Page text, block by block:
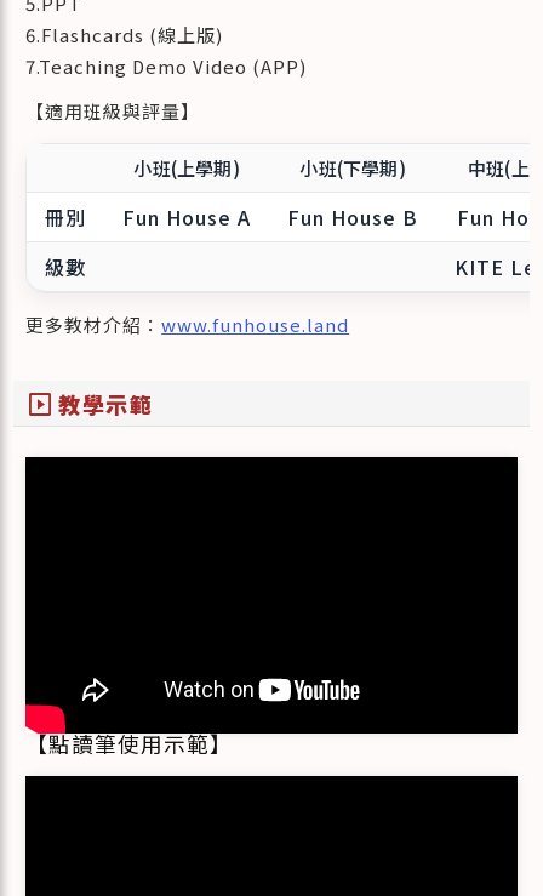
6.Flashcards (線上版)
7.Teaching Demo Video (APP)
【適用班級與評量】
小班(上學期) 小班(下學期) 中班(上
冊別 Fun House A Fun House B
Fun
級數
KITE
更多教材介紹：www.funhouse.land
slideshow 教學示範
【點讀筆使用示範】